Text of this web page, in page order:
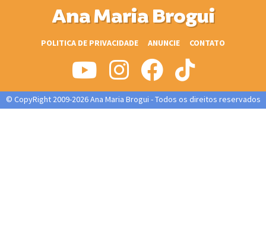
Ana Maria Brogui
POLITICA DE PRIVACIDADE ANUNCIE CONTATO
© CopyRight 2009-2026 Ana Maria Brogui - Todos os direitos reservados